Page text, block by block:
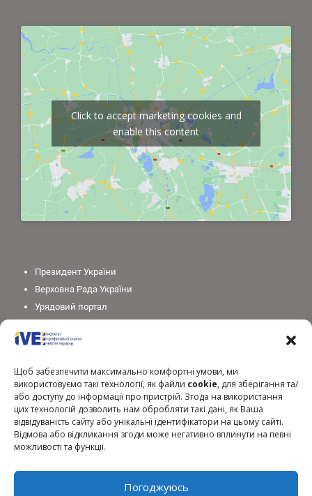
Щоб забезпечити максимально комфортні умови, ми
використовуємо такі технології, як файли cookie, для зберігання та/
або доступу до інформації про пристрій. Згода на використання
цих технологій дозволить нам обробляти такі дані, як Ваша
відвідуваність сайту або унікальні ідентифікатори на цьому сайті.
Відмова або відкликання згоди може негативно вплинути на певні
можливості та функції.
Погоджуюсь
Click to accept marketing cookies and
enable this content
Президент України
Верховна Рада України
Урядовий портал
Міністерство освіти і науки України